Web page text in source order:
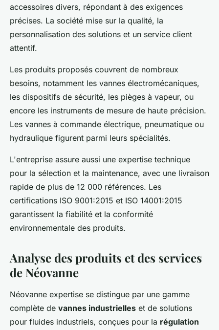
accessoires divers, répondant à des exigences
précises. La société mise sur la qualité, la
personnalisation des solutions et un service client
attentif.
Les produits proposés couvrent de nombreux
besoins, notamment les vannes électromécaniques,
les dispositifs de sécurité, les pièges à vapeur, ou
encore les instruments de mesure de haute précision.
Les vannes à commande électrique, pneumatique ou
hydraulique figurent parmi leurs spécialités.
L'entreprise assure aussi une expertise technique
pour la sélection et la maintenance, avec une livraison
rapide de plus de 12 000 références. Les
certifications ISO 9001:2015 et ISO 14001:2015
garantissent la fiabilité et la conformité
environnementale des produits.
Analyse des produits et des services
de Néovanne
Néovanne expertise se distingue par une gamme
complète de vannes industrielles et de solutions
pour fluides industriels, conçues pour la régulation